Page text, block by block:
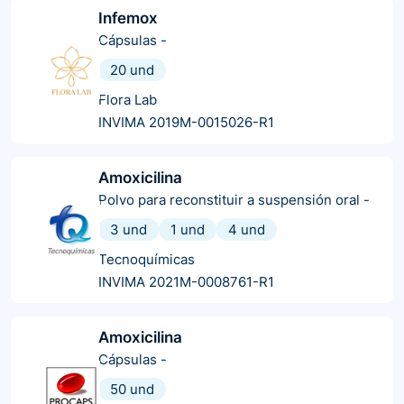
Infemox
Cápsulas -
20 und
Flora Lab
INVIMA 2019M-0015026-R1
Amoxicilina
Polvo para reconstituir a suspensión oral -
3 und
1 und
4 und
Tecnoquímicas
INVIMA 2021M-0008761-R1
Amoxicilina
Cápsulas -
50 und